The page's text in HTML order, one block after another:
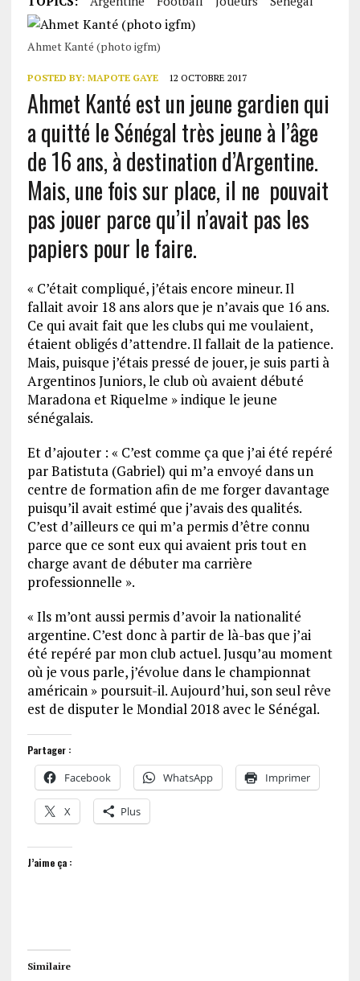
Ahmet Kanté (photo igfm)
POSTED BY: MAPOTE GAYE 12 OCTOBRE 2017
Ahmet Kanté est un jeune gardien qui
a quitté le Sénégal très jeune à l’âge
de 16 ans, à destination d’Argentine.
Mais, une fois sur place, il ne pouvait
pas jouer parce qu’il n’avait pas les
papiers pour le faire.
« C’était compliqué, j’étais encore mineur. Il
fallait avoir 18 ans alors que je n’avais que 16 ans.
Ce qui avait fait que les clubs qui me voulaient,
étaient obligés d’attendre. Il fallait de la patience.
Mais, puisque j’étais pressé de jouer, je suis parti à
Argentinos Juniors, le club où avaient débuté
Maradona et Riquelme » indique le jeune
sénégalais.
Et d’ajouter : « C’est comme ça que j’ai été repéré
par Batistuta (Gabriel) qui m’a envoyé dans un
centre de formation afin de me forger davantage
puisqu’il avait estimé que j’avais des qualités.
C’est d’ailleurs ce qui m’a permis d’être connu
parce que ce sont eux qui avaient pris tout en
charge avant de débuter ma carrière
professionnelle ».
« Ils m’ont aussi permis d’avoir la nationalité
argentine. C’est donc à partir de là-bas que j’ai
été repéré par mon club actuel. Jusqu’au moment
où je vous parle, j’évolue dans le championnat
américain » poursuit-il. Aujourd’hui, son seul rêve
est de disputer le Mondial 2018 avec le Sénégal.
Partager :
Facebook WhatsApp Imprimer
X Plus
J’aime ça :
Similaire